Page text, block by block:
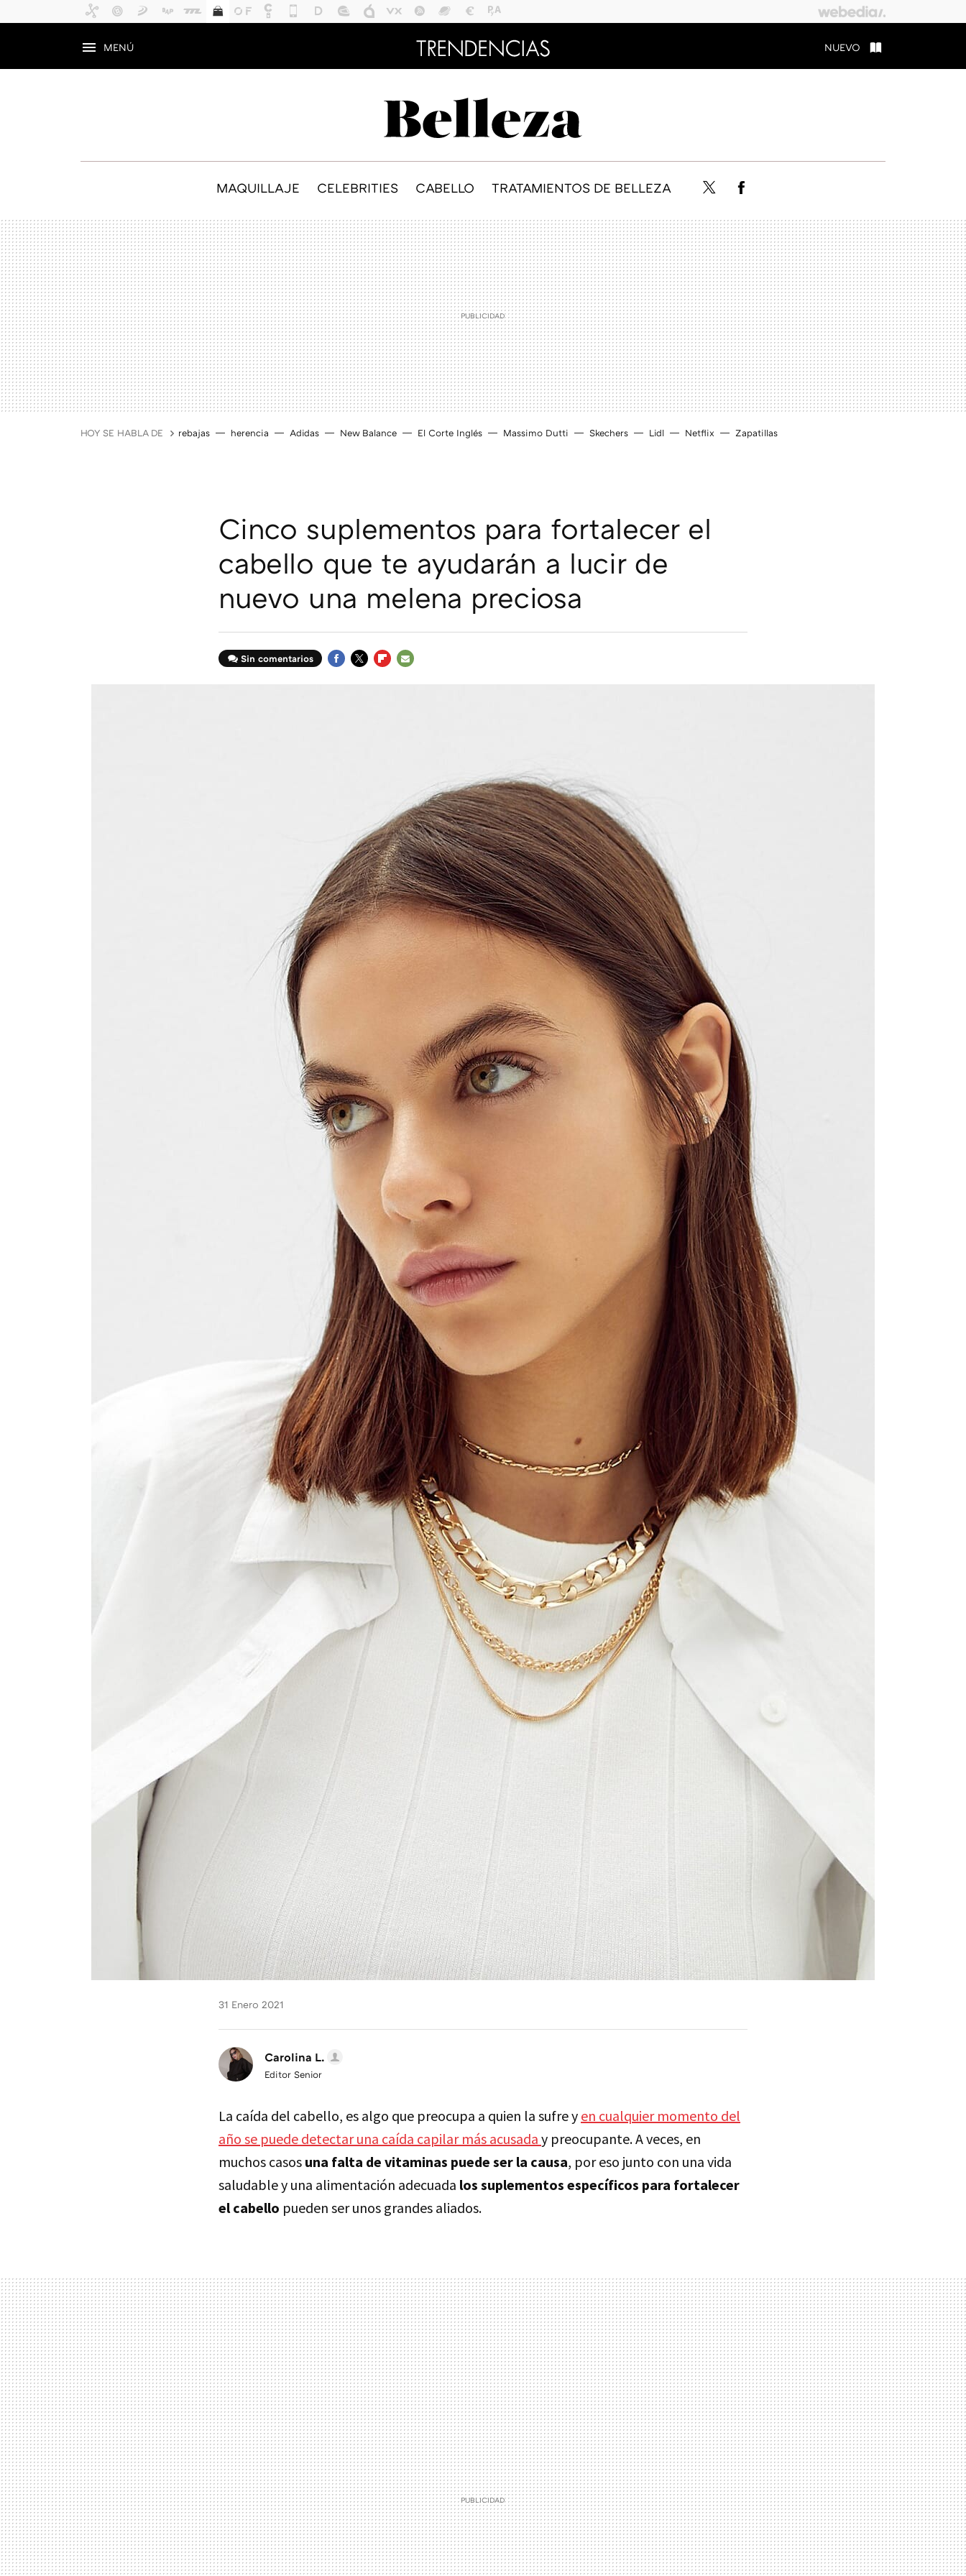
MENÚ NUEVO
MAQUILLAJE CELEBRITIES CABELLO TRATAMIENTOS DE BELLEZA Twitter
HOY SE HABLA DE rebajas herencia Adidas New Balance El Corte Inglés Massimo Dutti Skechers Lidl Netflix Zapatillas
Cinco suplementos para fortalecer el
cabello que te ayudarán a lucir de
nuevo una melena preciosa
Sin comentarios
31 Enero 2021
Carolina L.
Editor Senior
La caída del cabello, es algo que preocupa a quien la sufre y en cualquier momento del
año se puede detectar una caída capilar más acusada y preocupante. A veces, en
muchos casos una falta de vitaminas puede ser la causa, por eso junto con una vida
saludable y una alimentación adecuada los suplementos específicos para fortalecer
el cabello pueden ser unos grandes aliados.